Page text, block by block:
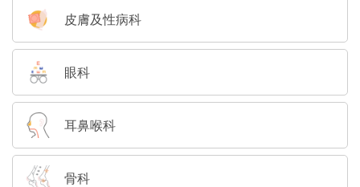
皮膚及性病科
眼科
耳鼻喉科
骨科